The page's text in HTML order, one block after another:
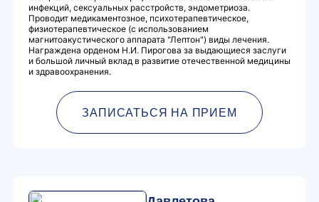
инфекций, сексуальных расстройств, эндометриоза.
Проводит медикаментозное, психотерапевтическое,
физиотерапевтическое (с использованием
магнитоакустического аппарата "Лептон") виды лечения.
Награждена орденом Н.И. Пирогова за выдающиеся заслуги
и большой личный вклад в развитие отечественной медицины
и здравоохранения.
ЗАПИСАТЬСЯ НА ПРИЕМ